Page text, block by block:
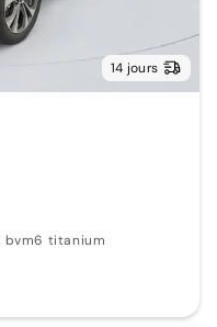
14 jours
bvm6 titanium